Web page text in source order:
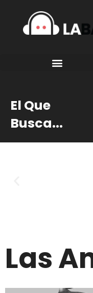
El Que
Busca...
Las